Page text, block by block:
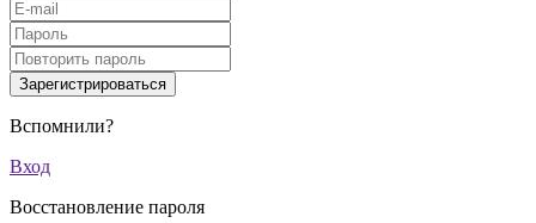
Вспомнили?
Вход
Восстановление пароля